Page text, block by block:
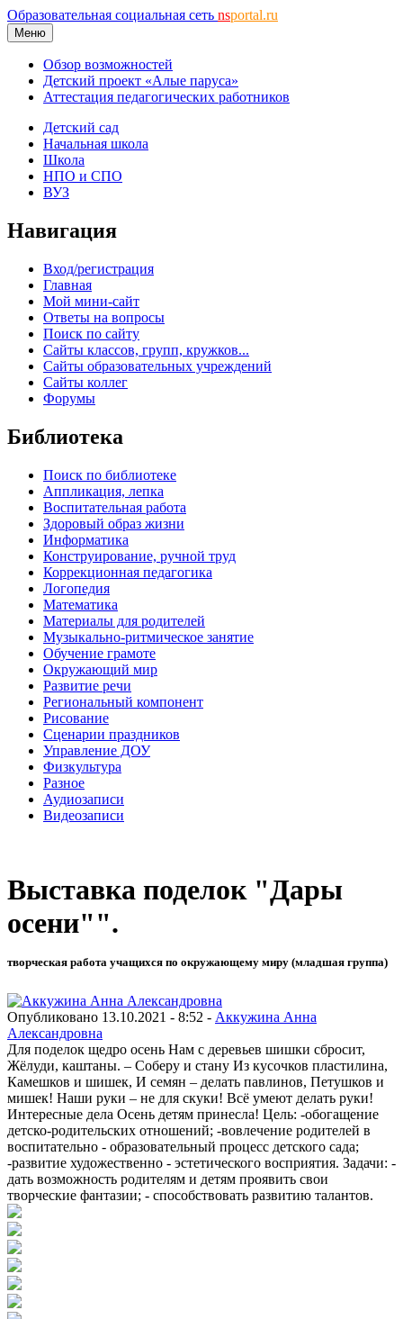
Образовательная социальная сеть nsportal.ru
Меню
Обзор возможностей
Детский проект «Алые паруса»
Аттестация педагогических работников
Детский сад
Начальная школа
Школа
НПО и СПО
ВУЗ
Навигация
Вход/регистрация
Главная
Мой мини-сайт
Ответы на вопросы
Поиск по сайту
Сайты классов, групп, кружков...
Сайты образовательных учреждений
Сайты коллег
Форумы
Библиотека
Поиск по библиотеке
Аппликация, лепка
Воспитательная работа
Здоровый образ жизни
Информатика
Конструирование, ручной труд
Коррекционная педагогика
Логопедия
Математика
Материалы для родителей
Музыкально-ритмическое занятие
Обучение грамоте
Окружающий мир
Развитие речи
Региональный компонент
Рисование
Сценарии праздников
Управление ДОУ
Физкультура
Разное
Аудиозаписи
Видеозаписи
Выставка поделок "Дары
осени"".
творческая работа учащихся по окружающему миру (младшая группа)
Опубликовано 13.10.2021 - 8:52 - Аккужина Анна
Александровна
Для поделок щедро осень Нам с деревьев шишки сбросит,
Жёлуди, каштаны. – Соберу и стану Из кусочков пластилина,
Камешков и шишек, И семян – делать павлинов, Петушков и
мишек! Наши руки – не для скуки! Всё умеют делать руки!
Интересные дела Осень детям принесла! Цель: -обогащение
детско-родительских отношений; -вовлечение родителей в
воспитательно - образовательный процесс детского сада;
-развитие художественно - эстетического восприятия. Задачи: -
дать возможность родителям и детям проявить свои
творческие фантазии; - способствовать развитию талантов.